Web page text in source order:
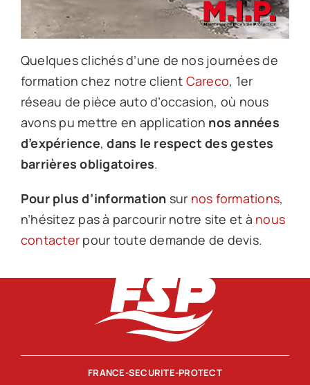
Quelques clichés d’une de nos journées de
formation chez notre client Careco, 1er
réseau de pièce auto d’occasion, où nous
avons pu mettre en application nos années
d’expérience,dans le respect des gestes
barrières obligatoires.
Pour plus d’information sur nos formations,
n’hésitez pas à parcourir notre site et à nous
contacter pour toute demande de devis.
FRANCE-SECURITE-PROTECT